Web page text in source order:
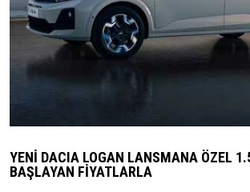
YENİ DACIA LOGAN LANSMANA ÖZEL
BAŞLAYAN FİYATLARLA